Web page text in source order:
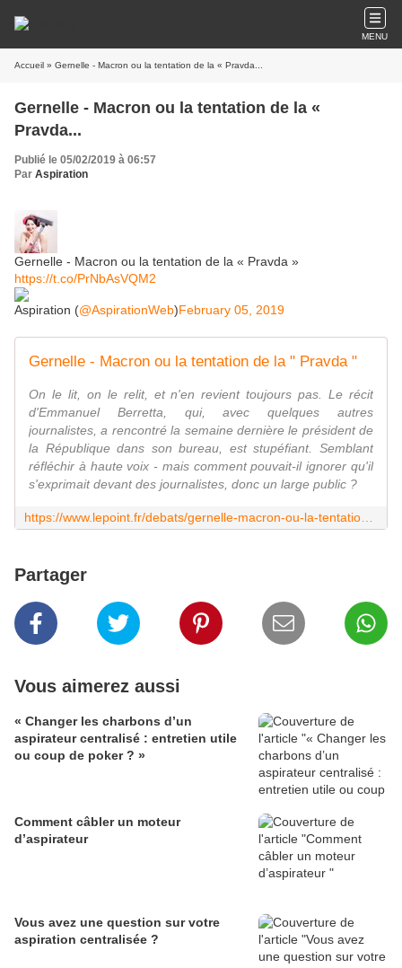
MENU
Accueil » Gernelle - Macron ou la tentation de la « Pravda...
Gernelle - Macron ou la tentation de la «
Pravda...
Publié le 05/02/2019 à 06:57
Par Aspiration
Gernelle - Macron ou la tentation de la « Pravda »
https://t.co/PrNbAsVQM2
Aspiration (@AspirationWeb)February 05, 2019
Gernelle - Macron ou la tentation de la " Pravda "
On le lit, on le relit, et n'en revient toujours pas. Le récit
d'Emmanuel Berretta, qui, avec quelques autres
journalistes, a rencontré la semaine dernière le président de
la République dans son bureau, est stupéfiant. Semblant
réfléchir à haute voix - mais comment pouvait-il ignorer qu'il
s'exprimait devant des journalistes, donc un large public ?
Partager
Vous aimerez aussi
« Changer les charbons d’un
aspirateur centralisé : entretien utile
ou coup de poker ? »
Comment câbler un moteur
d’aspirateur
Vous avez une question sur votre
aspiration centralisée ?